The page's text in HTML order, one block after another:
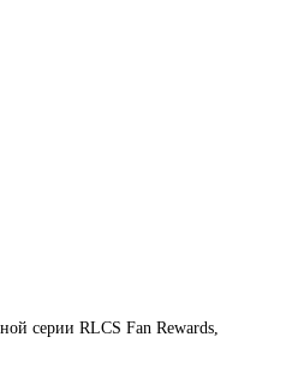
серии RLCS Fan Rewards,